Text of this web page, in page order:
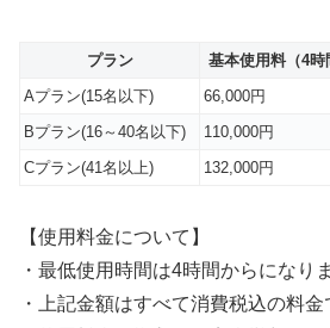
プラン 基本使用料（4時
Aプラン(15名以下)
66,000円
Bプラン(16～40名以下)
110,000円
Cプラン(41名以上)
132,000円
【使用料金について】
・最低使用時間は4時間からになり
・上記金額はすべて消費税込の料金